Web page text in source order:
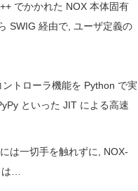
でかかれた NOX 本体固有
SWIG 経由で, ユーザ定義の
トローラ機能を Python で実
といった JIT による高速
は一切手を触れずに, NOX-
…